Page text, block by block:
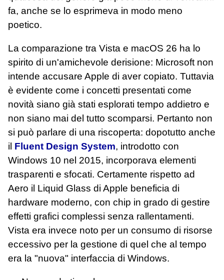
fa, anche se lo esprimeva in modo meno
poetico.
La comparazione tra Vista e macOS 26 ha lo
spirito di un'amichevole derisione: Microsoft non
intende accusare Apple di aver copiato. Tuttavia
è evidente come i concetti presentati come
novità siano già stati esplorati tempo addietro e
non siano mai del tutto scomparsi. Pertanto non
si può parlare di una riscoperta: dopotutto anche
il Fluent Design System, introdotto con
Windows 10 nel 2015, incorporava elementi
trasparenti e sfocati. Certamente rispetto ad
Aero il Liquid Glass di Apple beneficia di
hardware moderno, con chip in grado di gestire
effetti grafici complessi senza rallentamenti.
Vista era invece noto per un consumo di risorse
eccessivo per la gestione di quel che al tempo
era la "nuova" interfaccia di Windows.